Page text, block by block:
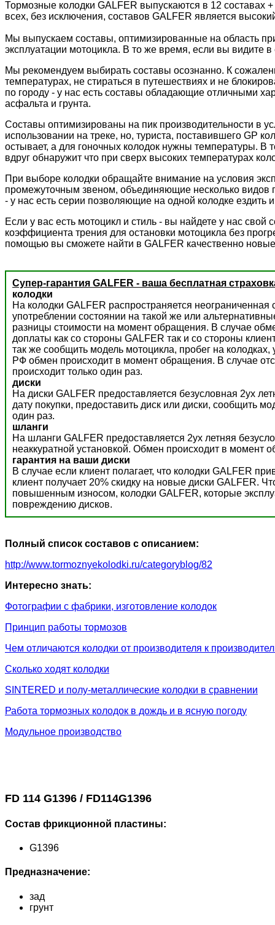
Тормозные колодки GALFER выпускаются в 12 составах
всех, без исключения, составов GALFER является
Мы выпускаем составы, оптимизированные на область
эксплуатации мотоцикла. В то же время, если вы видите
Мы рекомендуем выбирать составы осознанно. К
температурах, не стираться в путешествиях и не
по городу - у нас есть составы обладающие отличными
асфальта и грунта.
Составы оптимизированы на пик производительности в
использовании на треке, но, туриста, поставившего GP
остывает, а для гоночных колодок нужны температуры. В
вдруг обнаружит что при сверх высоких температурах
При выборе колодки обращайте внимание на условия
промежуточным звеном, объединяющие несколько видов
- у нас есть серии позволяющие на одной колодке ездить
Если у вас есть мотоцикл и стиль - вы найдете у нас
коэффициента трения для остановки мотоцикла без
помощью вы сможете найти в GALFER качественно
Супер-гарантия GALFER - ваша бесплатная
колодки
На колодки GALFER распространяется
употреблении состоянии на такой же или
разницы стоимости на момент обращения. В случае
доплаты как со стороны GALFER так и со стороны
так же сообщить модель мотоцикла, пробег на
РФ обмен происходит в момент обращения. В случае
происходит только один раз.
диски
На диски GALFER предоставляется безусловная 2ух
дату покупки, предоставить диск или диски, сообщить
один раз.
шланги
На шланги GALFER предоставляется 2ух летняя
неаккуратной установкой. Обмен происходит в момент
гарантия на ваши диски
В случае если клиент полагает, что колодки GALFER
клиент получает 20% скидку на новые диски GALFER.
повышенным износом, колодки GALFER, которые
повреждению дисков.
Полный список составов с описанием:
http://www.tormoznyekolodki.ru/categoryblog/82
Интересно знать:
Фотографии с фабрики, изготовление колодок
Принцип работы тормозов
Чем отличаются колодки от производителя к
Сколько ходят колодки
SINTERED и полу-металлические колодки в сравнении
Работа тормозных колодок в дождь и в ясную погоду
Модульное производство
FD 114 G1396 / FD114G1396
Состав фрикционной пластины:
G1396
Предназначение:
зад
грунт